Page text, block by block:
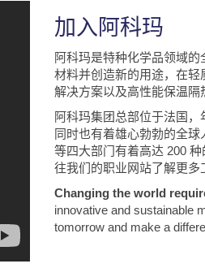
加入阿科玛
阿科玛是特种化学品领域
材料并创造新的用途，在
解决方案以及高性能保温隔
阿科玛集团总部位于法国，
同时也有着雄心勃勃的全
等四大部门有着高达 200
往我们的职业网站了解更
Changing the world
innovative and sustainable
tomorrow and make a